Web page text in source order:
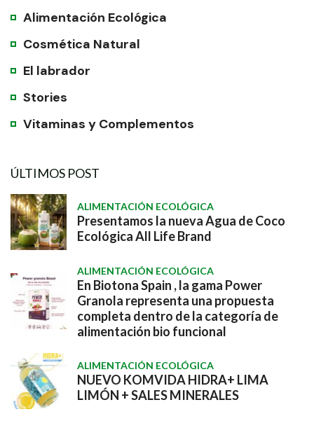
Alimentación Ecológica
Cosmética Natural
El labrador
Stories
Vitaminas y Complementos
ÚLTIMOS POST
ALIMENTACIÓN ECOLÓGICA
Presentamos la nueva Agua de Coco
Ecológica All Life Brand
ALIMENTACIÓN ECOLÓGICA
En Biotona Spain , la gama Power
Granola representa una propuesta
completa dentro de la categoría de
alimentación bio funcional
ALIMENTACIÓN ECOLÓGICA
NUEVO KOMVIDA HIDRA+ LIMA
LIMÓN + SALES MINERALES